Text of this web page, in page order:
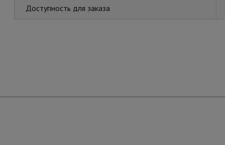
Доступность для заказа